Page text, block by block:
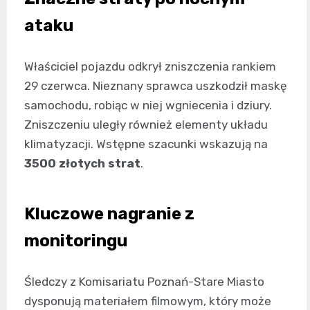
ataku
Właściciel pojazdu odkrył zniszczenia rankiem
29 czerwca. Nieznany sprawca uszkodził maskę
samochodu, robiąc w niej wgniecenia i dziury.
Zniszczeniu uległy również elementy układu
klimatyzacji. Wstępne szacunki wskazują na
3500 złotych strat.
Kluczowe nagranie z
monitoringu
Śledczy z Komisariatu Poznań-Stare Miasto
dysponują materiałem filmowym, który może